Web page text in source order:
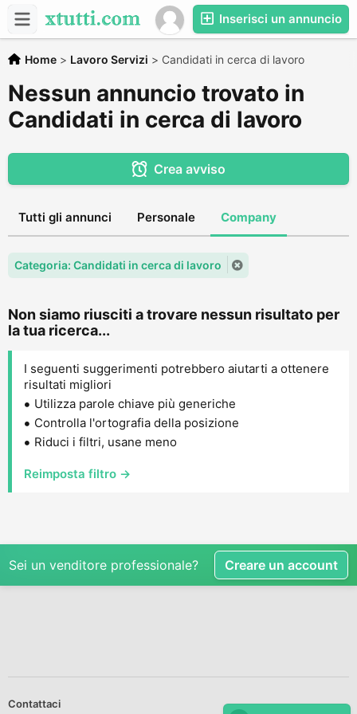
Inserisci un annuncio
Home > Lavoro Servizi > Candidati in cerca di lavoro
Nessun annuncio trovato in
Candidati in cerca di lavoro
Crea avviso
Tutti gli annunci Personale Company
Categoria: Candidati in cerca di lavoro
Non siamo riusciti a trovare nessun risultato per
la tua ricerca...
I seguenti suggerimenti potrebbero aiutarti a ottenere
risultati migliori
Utilizza parole chiave più generiche
Controlla l'ortografia della posizione
Riduci i filtri, usane meno
Reimposta filtro →
Sei un venditore professionale? Creare un account
Contattaci